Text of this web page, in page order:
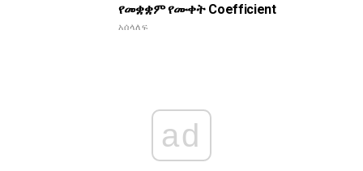
የመቋቋም የሙቀት Coefficient
አሰላለፍ
ad